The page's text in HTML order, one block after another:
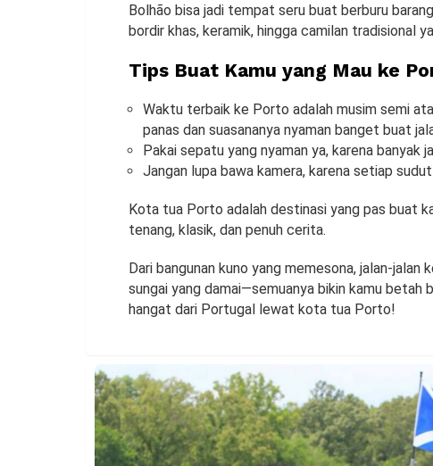
Bolhão bisa jadi tempat seru buat berburu
bordir khas, keramik, hingga camilan tradisional
Tips Buat Kamu yang Mau ke
Waktu terbaik ke Porto adalah musim semi
panas dan suasananya nyaman banget buat
Pakai sepatu yang nyaman ya, karena banyak
Jangan lupa bawa kamera, karena setiap
Kota tua Porto adalah destinasi yang pas buat
tenang, klasik, dan penuh cerita.
Dari bangunan kuno yang memesona, jalan-jalan
sungai yang damai—semuanya bikin kamu betah
hangat dari Portugal lewat kota tua Porto!